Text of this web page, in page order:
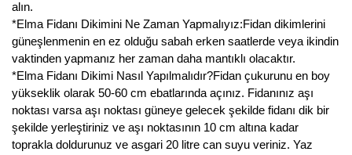
alın.
*Elma Fidanı Dikimini Ne Zaman Yapmalıyız:Fidan dikimlerini
güneşlenmenin en ez olduğu sabah erken saatlerde veya ikindin
vaktinden yapmanız her zaman daha mantıklı olacaktır.
*Elma Fidanı Dikimi Nasıl Yapılmalıdır?Fidan çukurunu en boy
yükseklik olarak 50-60 cm ebatlarında açınız. Fidanınız aşı
noktası varsa aşı noktası güneye gelecek şekilde fidanı dik bir
şekilde yerleştiriniz ve aşı noktasının 10 cm altına kadar
toprakla doldurunuz ve asgari 20 litre can suyu veriniz. Yaz